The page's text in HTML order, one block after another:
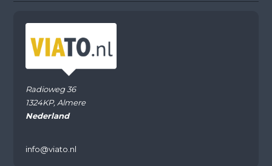
Radioweg 36
1324KP, Almere
Nederland
info@viato.nl